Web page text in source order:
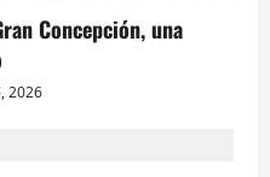
Concepción, una
2026